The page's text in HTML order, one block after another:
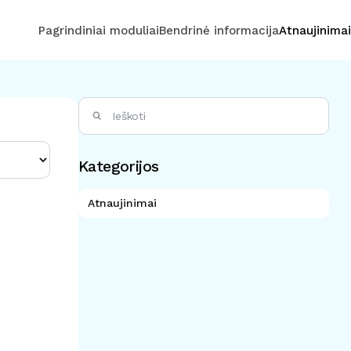
Pagrindiniai moduliaiBendrinė informacijaAtnaujinimai
Kategorijos
Atnaujinimai